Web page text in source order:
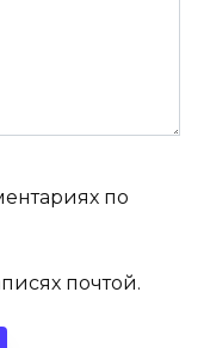
по
почтой.